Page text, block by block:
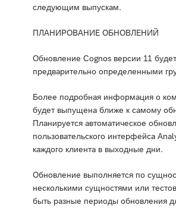
следующим выпускам.
ПЛАНИРОВАНИЕ ОБНОВЛЕНИЙ
Обновление Cognos версии 11
предварительно определенными
Более подробная информация о
будет выпущена ближе к самому
Планируется автоматическое
пользовательского интерфейса
каждого клиента в выходные дни.
Обновление выполняется по
несколькими сущностями или
быть разные периоды обновления